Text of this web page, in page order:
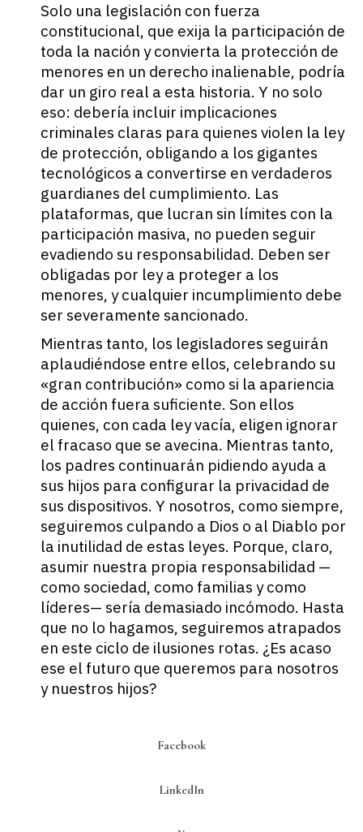
Solo una legislación con fuerza
constitucional, que exija la participación de
toda la nación y convierta la protección de
menores en un derecho inalienable, podría
dar un giro real a esta historia. Y no solo
eso: debería incluir implicaciones
criminales claras para quienes violen la ley
de protección, obligando a los gigantes
tecnológicos a convertirse en verdaderos
guardianes del cumplimiento. Las
plataformas, que lucran sin límites con la
participación masiva, no pueden seguir
evadiendo su responsabilidad. Deben ser
obligadas por ley a proteger a los
menores, y cualquier incumplimiento debe
ser severamente sancionado.
Mientras tanto, los legisladores seguirán
aplaudiéndose entre ellos, celebrando su
«gran contribución» como si la apariencia
de acción fuera suficiente. Son ellos
quienes, con cada ley vacía, eligen ignorar
el fracaso que se avecina. Mientras tanto,
los padres continuarán pidiendo ayuda a
sus hijos para configurar la privacidad de
sus dispositivos. Y nosotros, como siempre,
seguiremos culpando a Dios o al Diablo por
la inutilidad de estas leyes. Porque, claro,
asumir nuestra propia responsabilidad —
como sociedad, como familias y como
líderes— sería demasiado incómodo. Hasta
que no lo hagamos, seguiremos atrapados
en este ciclo de ilusiones rotas. ¿Es acaso
ese el futuro que queremos para nosotros
y nuestros hijos?
Facebook
LinkedIn